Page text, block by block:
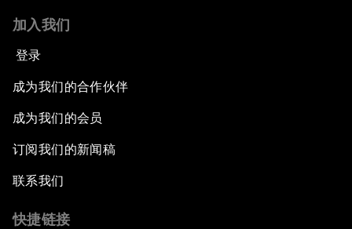
加入我们
登录
成为我们的合作伙伴
成为我们的会员
订阅我们的新闻稿
联系我们
快捷链接